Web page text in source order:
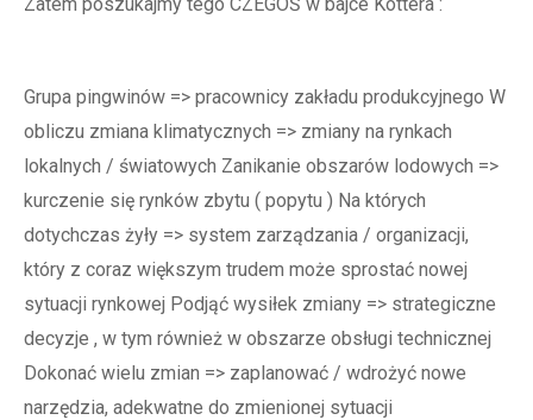
Grupa pingwinów => pracownicy zakładu produkcyjnego W
obliczu zmiana klimatycznych => zmiany na rynkach
lokalnych / światowych Zanikanie obszarów lodowych =>
kurczenie się rynków zbytu ( popytu ) Na których
dotychczas żyły => system zarządzania / organizacji,
który z coraz większym trudem może sprostać nowej
sytuacji rynkowej Podjąć wysiłek zmiany => strategiczne
decyzje , w tym również w obszarze obsługi technicznej
Dokonać wielu zmian => zaplanować / wdrożyć nowe
narzędzia, adekwatne do zmienionej sytuacji